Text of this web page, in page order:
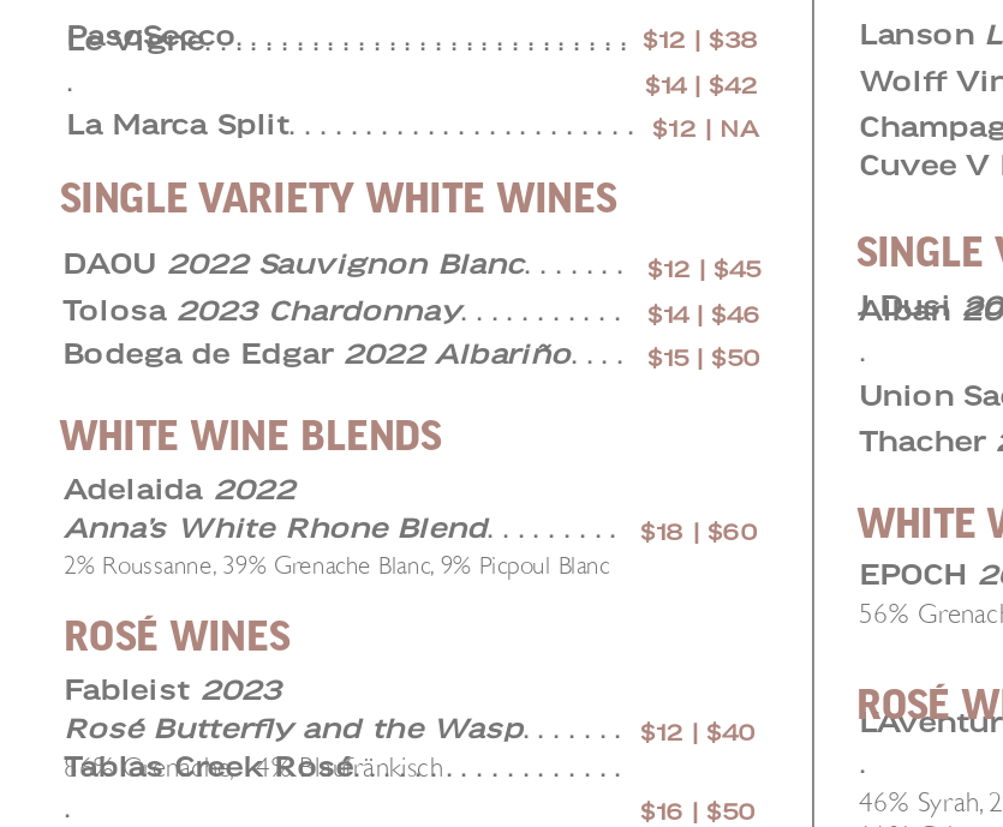
PasoSecco. . . . . . . . . . . . . . . . . . . . . . . . . . $12 | $38
Le Vigne. . . . . . . . . . . . . . . . . . . . . . . . . . . .
. $14 | $42
La Marca Split. . . . . . . . . . . . . . . . . . . . . . . $12 | NA
SINGLE VARIETY WHITE WINES
DAOU 2022 Sauvignon Blanc. . . . . . . $12 | $45
Tolosa 2023 Chardonnay. . . . . . . . . . . $14 | $46
Bodega de Edgar 2022 Albariño. . . . $15 | $50
WHITE WINE BLENDS
Adelaida 2022
Anna’s White Rhone Blend. . . . . . . . . $18 | $60
2% Roussanne, 39% Grenache Blanc, 9% Picpoul Blanc
Fableist 2023
Rosé Butterfly and the Wasp. . . . . . . $12 | $40
86% Grenache, 14% Blaufränkisch
Tablas Creek Rosé. . . . . . . . . . . . . . . . . .
.
$16 | $50
ROSÉ WINES
Lanson
Wolff
Cuvee V
J Dusi
Alban
.
Union
Thacher
SINGLE
EPOCH
56%
WHITE
.
46% Syrah,
ROSÉ